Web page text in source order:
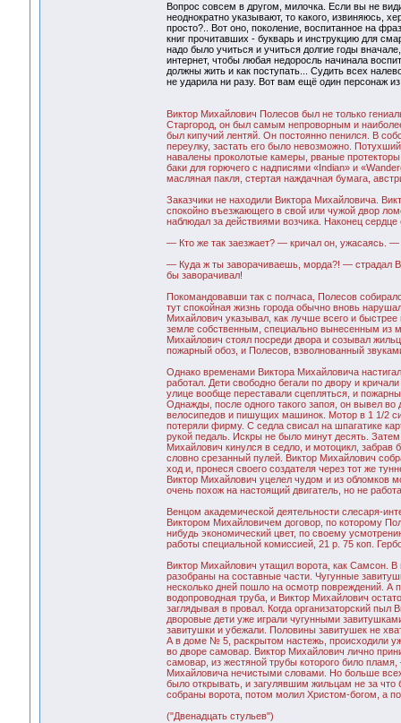
Вопрос совсем в другом, милочка. Если вы не
неоднократно указывают, то какого, извиняюсь,
просто?.. Вот оно, поколение, воспитанное на
книг прочитавших - букварь и инструкцию для
надо было учиться и учиться долгие годы
интернет, чтобы любая недоросль начинала
должны жить и как поступать... Судить всех
не ударила ни разу. Вот вам ещё один персонаж
Виктор Михайлович Полесов был не только
Старгород, он был самым непроворным и
был кипучий лентяй. Он постоянно пенился. В
переулку, застать его было невозможно.
навалены проколотые камеры, рваные
баки для горючего с надписями «Indian» и
масляная пакля, стертая наждачная бумага,
Заказчики не находили Виктора Михайловича.
спокойно въезжающего в свой или чужой двор
наблюдал за действиями возчика. Наконец
— Кто же так заезжает? — кричал он, ужасаясь. —
— Куда ж ты заворачиваешь, морда?! — страдал
бы заворачивал!
Покомандовавши так с полчаса, Полесов
тут спокойная жизнь города обычно вновь
Михайлович указывал, как лучше всего и
земле собственным, специально вынесенным из
Михайлович стоял посреди двора и созывал
пожарный обоз, и Полесов, взволнованный
Однако временами Виктора Михайловича
работал. Дети свободно бегали по двору и
улице вообще переставали сцепляться, и
Однажды, после одного такого запоя, он вывел во
велосипедов и пишущих машинок. Мотор в 1 1/2
потеряли фирму. С седла свисал на шпагатике
рукой педаль. Искры не было минут десять.
Михайлович кинулся в седло, и мотоцикл, забрав
словно срезанный пулей. Виктор Михайлович
ход и, пронеся своего создателя через тот же
Виктор Михайлович уцелел чудом и из обломков
очень похож на настоящий двигатель, но не
Венцом академической деятельности слесаря-
Виктором Михайловичем договор, по которому
нибудь экономический цвет, по своему
работы специальной комиссией, 21 р. 75 коп.
Виктор Михайлович утащил ворота, как Самсон.
разобраны на составные части. Чугунные
несколько дней пошло на осмотр повреждений. А
водопроводная труба, и Виктор Михайлович
заглядывая в провал. Когда организаторский
дворовые дети уже играли чугунными
завитушки и убежали. Половины завитушек не
А в доме № 5, раскрытом настежь, происходили
во дворе самовар. Виктор Михайлович лично
самовар, из жестяной трубы которого било
Михайловича нечистыми словами. Но больше
было открывать, и загулявшим жильцам не за что
собраны ворота, потом молил Христом-богом, а
("Двенадцать стульев")